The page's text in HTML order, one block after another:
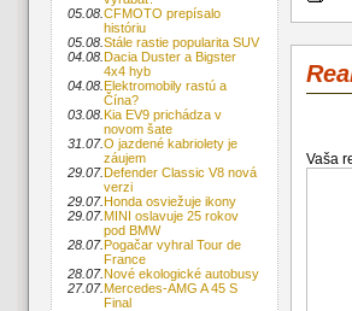
05.08.CFMOTO prepísalo
históriu
05.08.Stále rastie popularita SUV
04.08.Dacia Duster a Bigster
4x4 hyb
04.08.Elektromobily rastú a
Čína?
03.08.Kia EV9 prichádza v
novom šate
31.07.O jazdené kabriolety je
záujem
29.07.Defender Classic V8 nová
verzi
29.07.Honda osviežuje ikony
29.07.MINI oslavuje 25 rokov
pod BMW
28.07.Pogačar vyhral Tour de
France
28.07.Nové ekologické autobusy
27.07.Mercedes-AMG A 45 S
Final
Vaša